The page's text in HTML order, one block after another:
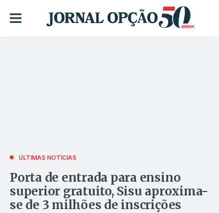
ÚLTIMAS NOTÍCIAS
Porta de entrada para ensino
superior gratuito, Sisu aproxima-
se de 3 milhões de inscrições